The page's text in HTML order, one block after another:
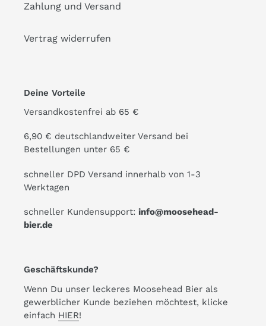
Zahlung und Versand
Vertrag widerrufen
Deine Vorteile
Versandkostenfrei ab 65 €
6,90 € deutschlandweiter Versand bei
Bestellungen unter 65 €
schneller DPD Versand innerhalb von 1-3
Werktagen
schneller Kundensupport: info@moosehead-
bier.de
Geschäftskunde?
Wenn Du unser leckeres Moosehead Bier als
gewerblicher Kunde beziehen möchtest, klicke
einfach HIER!